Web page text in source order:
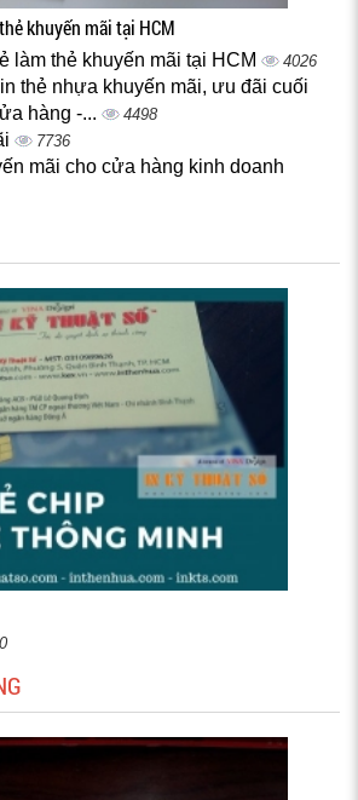
khuyến mãi tại HCM
làm thẻ khuyến mãi tại HCM 4026
in thẻ nhựa khuyến mãi, ưu đãi cuối
hàng -...
4498
7736
mãi cho cửa hàng kinh doanh